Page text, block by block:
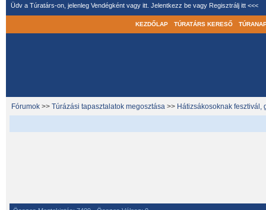
Üdv a Túratárs-on, jelenleg Vendégként vagy itt. Jelentkezz be vagy Regisztrálj itt <<<
KEZDŐLAP TÚRATÁRS KERESŐ
Fórumok >> Túrázási tapasztalatok megosztása >> Hátizsákosoknak fesztivál,